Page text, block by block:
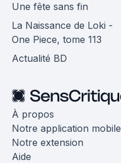
Une fête sans fin
La Naissance de Loki -
One Piece, tome 113
Actualité BD
À propos
Notre application mobile
Notre extension
Aide